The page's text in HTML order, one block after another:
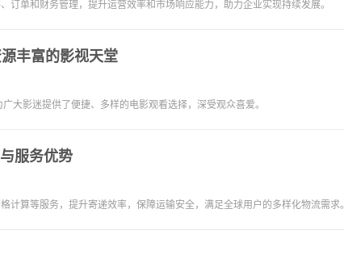
订单和财务管理，提升运营效率和市场响应能力，助力企业实现持续发展。
丰富的影视天堂
大影迷提供了便捷、多样的电影观看选择，深受观众喜爱。
服务优势
算等服务，提升寄递效率，保障运输安全，满足全球用户的多样化物流需求。